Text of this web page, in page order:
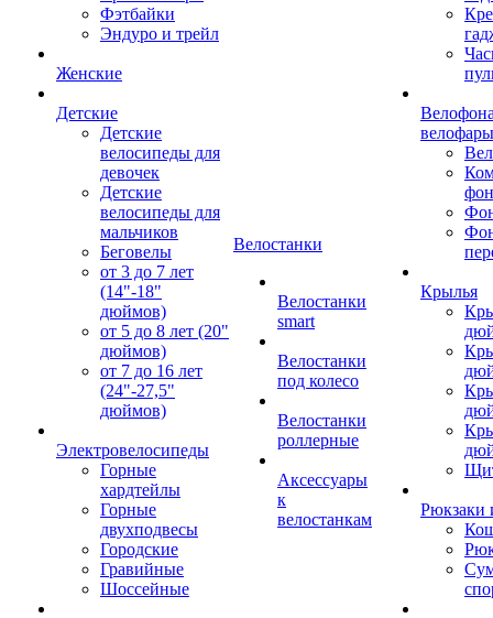
Фэтбайки
Эндуро и трейл
Женские
Детские
Детские
велосипеды для
девочек
Детские
велосипеды для
мальчиков
Беговелы
от 3 до 7 лет
(14"-18"
дюймов)
от 5 до 8 лет (20"
дюймов)
от 7 до 16 лет
(24"-27,5"
дюймов)
Электровелосипеды
Горные
хардтейлы
Горные
двухподвесы
Городские
Гравийные
Шоссейные
Велостанки
Велостанки
smart
Велостанки
под колесо
Велостанки
роллерные
Аксессуары
к
велостанкам
велофары
Крылья
Рюкзаки